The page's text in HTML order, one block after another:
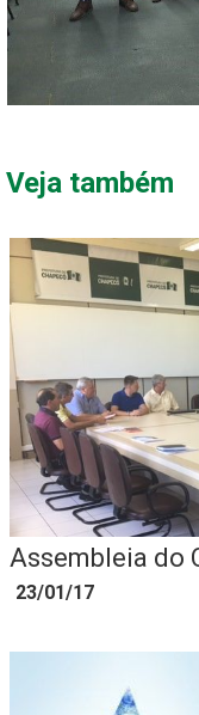
Veja também
Assembleia do
23/01/17